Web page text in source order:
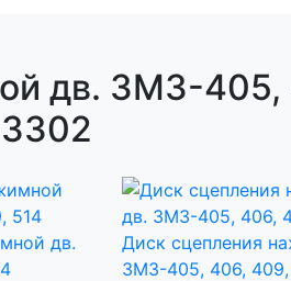
дв. ЗМЗ-405,
дв.
Диск сцепления
ЗМЗ-405, 406, 409,